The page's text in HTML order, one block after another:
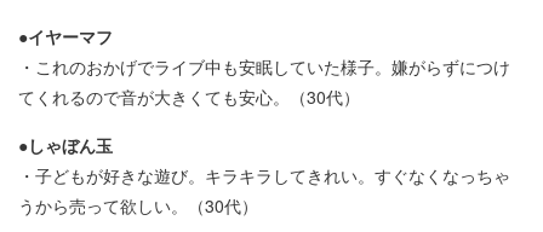
●イヤーマフ
・これのおかげでライブ中も安眠していた様子。嫌がらずにつけ
てくれるので音が大きくても安心。（30代）
●しゃぼん玉
・子どもが好きな遊び。キラキラしてきれい。すぐなくなっちゃ
うから売って欲しい。（30代）